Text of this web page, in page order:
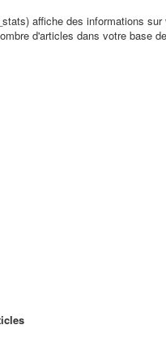
affiche des informations
d'articles dans votre base